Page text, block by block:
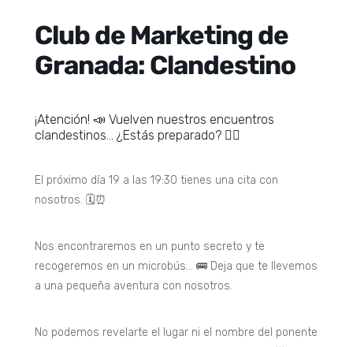
Club de Marketing de
Granada: Clandestino
¡Atención! 📣 Vuelven nuestros encuentros
clandestinos… ¿Estás preparado? 🕵️‍♀️
El próximo día 19 a las 19:30 tienes una cita con
nosotros. 🗓️⏰
Nos encontraremos en un punto secreto y te
recogeremos en un microbús… 🚌 Deja que te llevemos
a una pequeña aventura con nosotros.
No podemos revelarte el lugar ni el nombre del ponente